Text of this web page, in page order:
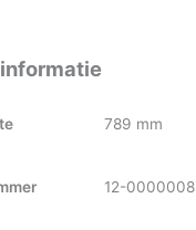
789 mm
12-0000008